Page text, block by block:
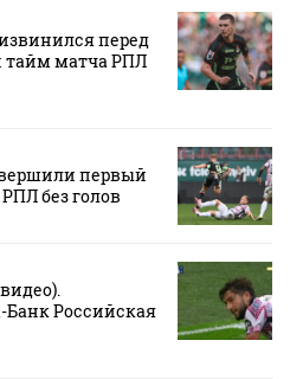
перед
тайм матча РПЛ
первый
без голов
Российская